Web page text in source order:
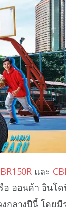
และ
อ ฮอนด้า อินโด
กลางปีนี้ โดยมี